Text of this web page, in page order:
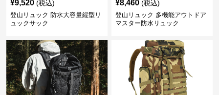
¥9,520 (税込)
登山リュック 防水大容量縦型リ
ュックサック
¥8,460 (税込)
登山リュック 多機能アウトドア
マスター防水リュック